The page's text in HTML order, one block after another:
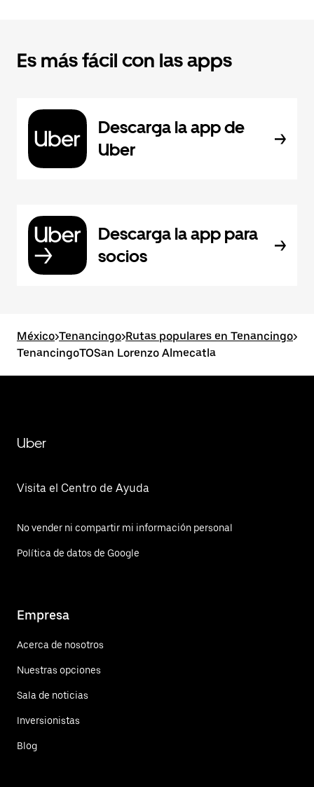
Es más fácil con las apps
Descarga la app de
Uber
Descarga la app para
socios
México>Tenancingo>Rutas populares en Tenancingo>
TenancingoTOSan Lorenzo Almecatla
Uber
Visita el Centro de Ayuda
No vender ni compartir mi información personal
Política de datos de Google
Empresa
Acerca de nosotros
Nuestras opciones
Sala de noticias
Inversionistas
Blog